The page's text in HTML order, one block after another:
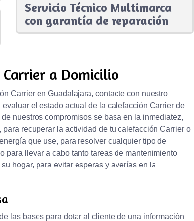
Servicio Técnico Multimarca
con garantía de reparación
Carrier a Domicilio
Carrier en Guadalajara, contacte con nuestro
el estado actual de la calefacción Carrier de
nuestros compromisos se basa en la inmediatez,
recuperar la actividad de tu calefacción Carrier o
que use, para resolver cualquier tipo de
para llevar a cabo tanto tareas de mantenimiento
hogar, para evitar esperas y averías en la
las bases para dotar al cliente de una información